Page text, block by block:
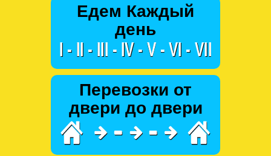
Едем Каждый
день
Перевозки от
двери до двери